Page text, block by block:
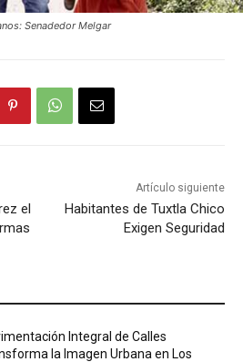
Senadedor Melgar
el
Artículo siguiente
Habitantes de Tuxtla Chico
Exigen Seguridad
Integral de Calles
la Imagen Urbana en Los